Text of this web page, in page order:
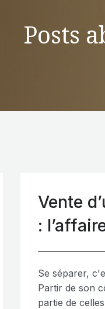
Posts
Vente
:
Se séparer,
Partir de son
partie de